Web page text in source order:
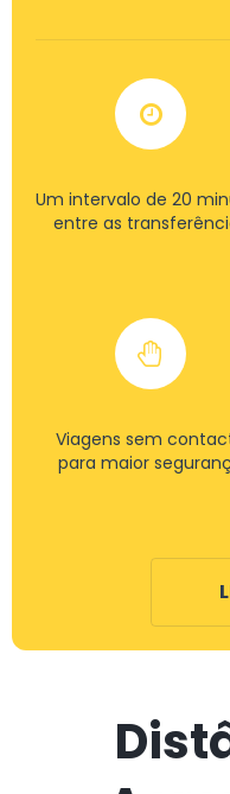
Um intervalo de 20
entre as
Viagens sem
para maior